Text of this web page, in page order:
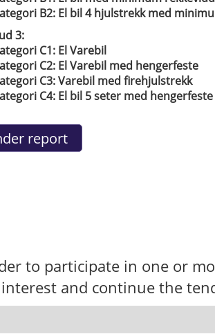
B2: El bil 4 hjulstrekk med
3:
C1: El Varebil
C2: El Varebil med hengerfeste
C3: Varebil med firehjulstrekk
C4: El bil 5 seter med hengerfeste
to participate in one or
and continue the